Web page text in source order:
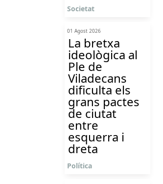
Societat
01 Agost 2026
La bretxa
ideològica al
Ple de
Viladecans
dificulta els
grans pactes
de ciutat
entre
esquerra i
dreta
Política